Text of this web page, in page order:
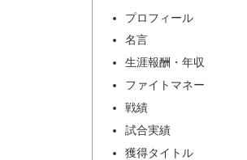
プロフィール
名言
生涯報酬・年収
ファイトマネー
戦績
試合実績
獲得タイトル